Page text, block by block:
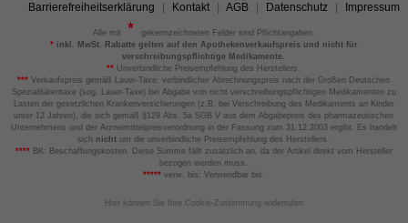
Barrierefreiheitserklärung Kontakt AGB Datenschutz Impressum
Alle mit
gekennzeichneten Felder sind Pflichtangaben.
*inkl. MwSt. Rabatte gelten auf den Apothekenverkaufspreis und nicht für
verschreibungspflichtige Medikamente.
** Unverbindliche Preisempfehlung des Herstellers.
*** Verkaufspreis gemäß Lauer-Taxe; verbindlicher Abrechnungspreis nach der Großen Deutschen
Spezialitätentaxe (sog. Lauer-Taxe) bei Abgabe von nicht verschreibungspflichtigen Medikamenten zu
Lasten der gesetzlichen Krankenversicherungen (z.B. bei Verschreibung des Medikaments an Kinder
unter 12 Jahren), die sich gemäß §129 Abs. 5a SGB V aus dem Abgabepreis des pharmazeutischen
Unternehmens und der Arzneimittelpreisverordnung in der Fassung zum 31.12.2003 ergibt. Es handelt
sich nicht um die unverbindliche Preisempfehlung des Herstellers.
****BK: Beschaffungskosten. Diese Summe fällt zusätzlich an, da der Artikel direkt vom Hersteller
bezogen werden muss.
*****verw. bis: Verwendbar bis.
Hier können Sie Ihre Cookie-Zustimmung widerrufen